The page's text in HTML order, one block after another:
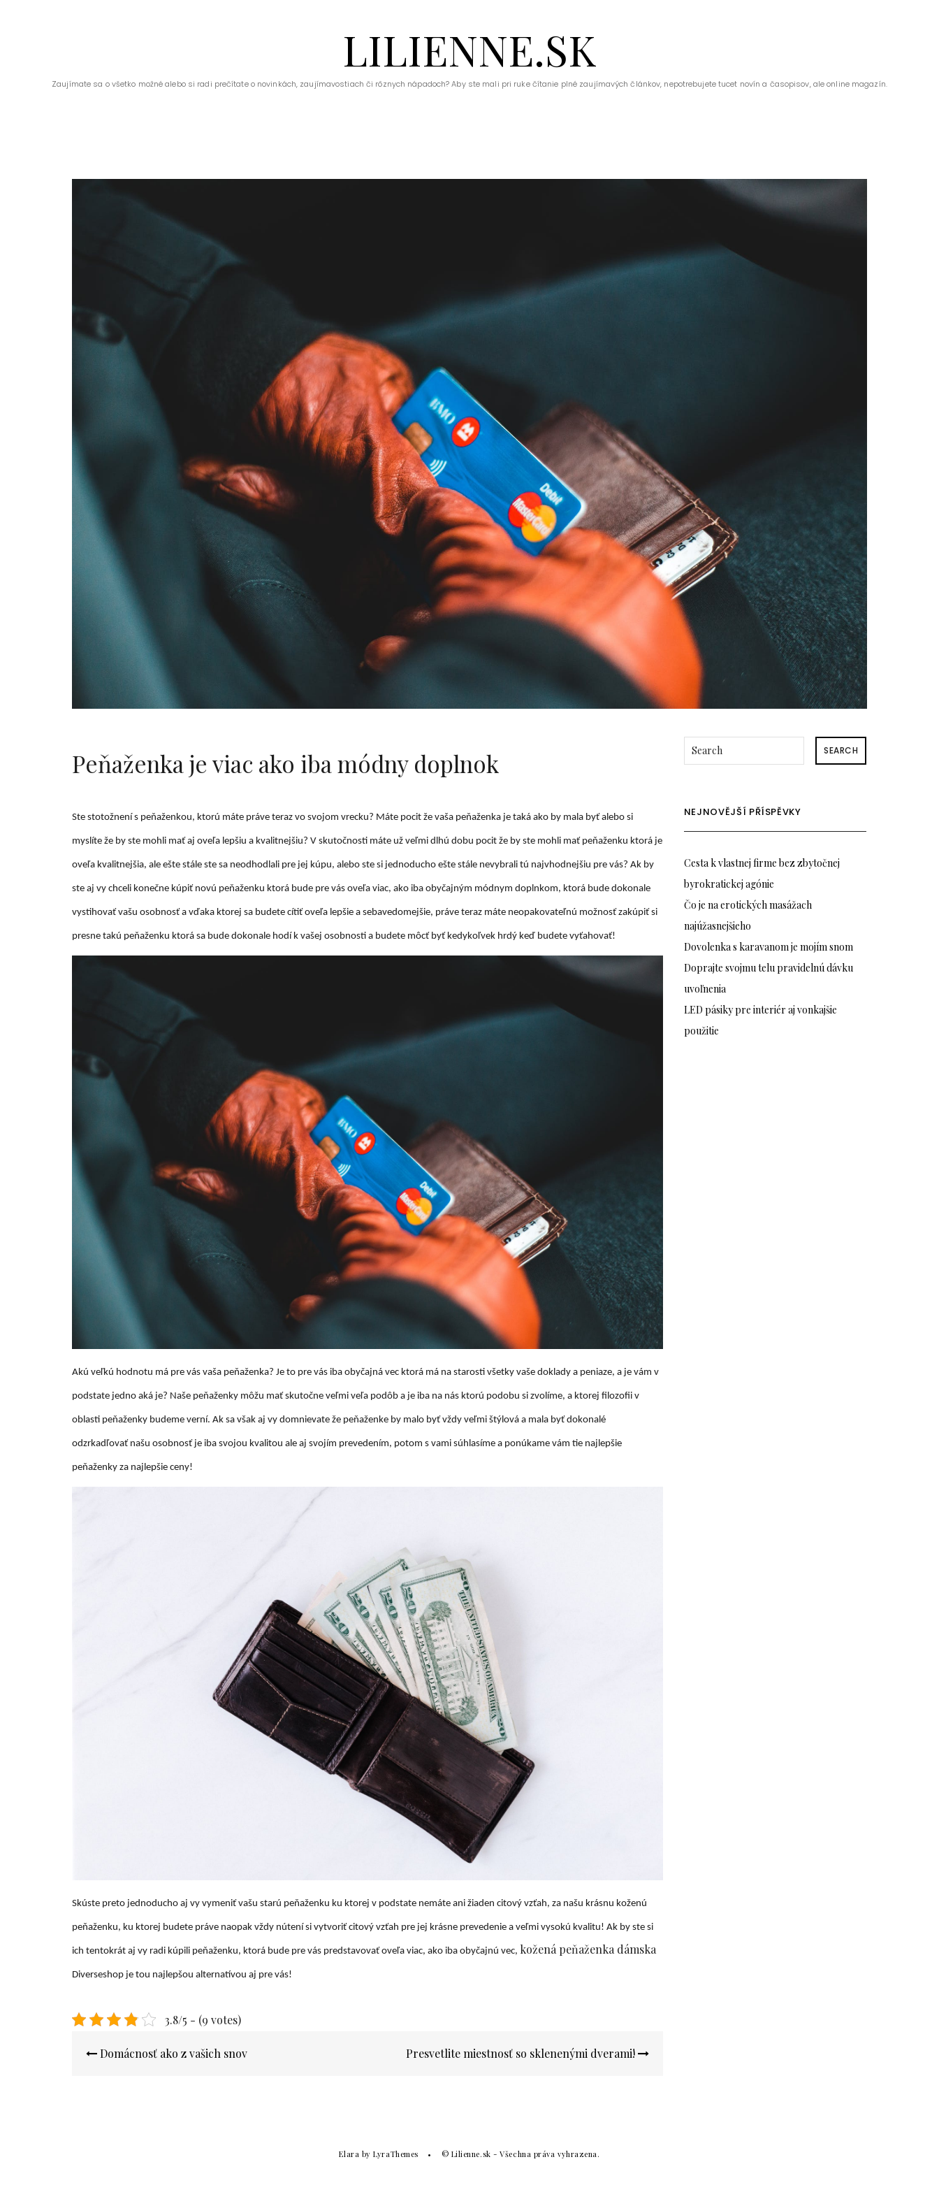
LILIENNE.SK
Zaujímate sa o všetko možné alebo si radi prečítate o novinkách, zaujímavostiach či rôznych nápadoch? Aby ste mali pri ruke čítanie plné zaujímavých článkov, nepotrebujete tucet novín a časopisov, ale online magazín.
Peňaženka je viac ako iba módny doplnok
Ste stotožnení s peňaženkou, ktorú máte práve teraz vo svojom vrecku? Máte pocit že vaša peňaženka je taká ako by mala byť alebo si
myslíte že by ste mohli mať aj oveľa lepšiu a kvalitnejšiu? V skutočnosti máte už veľmi dlhú dobu pocit že by ste mohli mať peňaženku ktorá je
oveľa kvalitnejšia, ale ešte stále ste sa neodhodlali pre jej kúpu, alebo ste si jednoducho ešte stále nevybrali tú najvhodnejšiu pre vás? Ak by
ste aj vy chceli konečne kúpiť novú peňaženku ktorá bude pre vás oveľa viac, ako iba obyčajným módnym doplnkom, ktorá bude dokonale
vystihovať vašu osobnosť a vďaka ktorej sa budete cítiť oveľa lepšie a sebavedomejšie, práve teraz máte neopakovateľnú možnosť zakúpiť si
presne takú peňaženku ktorá sa bude dokonale hodí k vašej osobnosti a budete môcť byť kedykoľvek hrdý keď budete vyťahovať!
Akú veľkú hodnotu má pre vás vaša peňaženka? Je to pre vás iba obyčajná vec ktorá má na starosti všetky vaše doklady a peniaze, a je vám v
podstate jedno aká je? Naše peňaženky môžu mať skutočne veľmi veľa podôb a je iba na nás ktorú podobu si zvolíme, a ktorej filozofii v
oblasti peňaženky budeme verní. Ak sa však aj vy domnievate že peňaženke by malo byť vždy veľmi štýlová a mala byť dokonalé
odzrkadľovať našu osobnosť je iba svojou kvalitou ale aj svojím prevedením, potom s vami súhlasíme a ponúkame vám tie najlepšie
peňaženky za najlepšie ceny!
Skúste preto jednoducho aj vy vymeniť vašu starú peňaženku ku ktorej v podstate nemáte ani žiaden citový vzťah, za našu krásnu koženú
peňaženku, ku ktorej budete práve naopak vždy nútení si vytvoriť citový vzťah pre jej krásne prevedenie a veľmi vysokú kvalitu! Ak by ste si
ich tentokrát aj vy radi kúpili peňaženku, ktorá bude pre vás predstavovať oveľa viac, ako iba obyčajnú vec, kožená peňaženka dámska
Diverseshop je tou najlepšou alternatívou aj pre vás!
3.8/5 - (9 votes)
proDomácnosť ako z vašich snov Presvetlite miestnosť so sklenenými dverami!
SEARCH
NEJNOVĚJŠÍ PŘÍSPĚVKY
Cesta k vlastnej firme bez zbytočnej
byrokratickej agónie
Čo je na erotických masážach
najúžasnejšieho
Dovolenka s karavanom je mojím snom
Doprajte svojmu telu pravidelnú dávku
uvoľnenia
LED pásiky pre interiér aj vonkajšie
použitie
Elara by LyraThemes © Lilienne.sk - Všechna práva vyhrazena.